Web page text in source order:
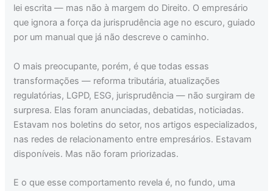
lei escrita — mas não à margem do Direito. O empresário
que ignora a força da jurisprudência age no escuro, guiado
por um manual que já não descreve o caminho.
O mais preocupante, porém, é que todas essas
transformações — reforma tributária, atualizações
regulatórias, LGPD, ESG, jurisprudência — não surgiram de
surpresa. Elas foram anunciadas, debatidas, noticiadas.
Estavam nos boletins do setor, nos artigos especializados,
nas redes de relacionamento entre empresários. Estavam
disponíveis. Mas não foram priorizadas.
E o que esse comportamento revela é, no fundo, uma